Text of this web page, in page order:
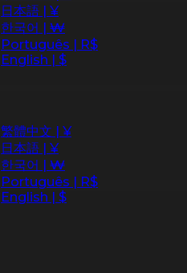
日本語 | ¥
한국어 | ₩
Português | R$
English | $
繁體中文 | ¥
日本語 | ¥
한국어 | ₩
Português | R$
English | $